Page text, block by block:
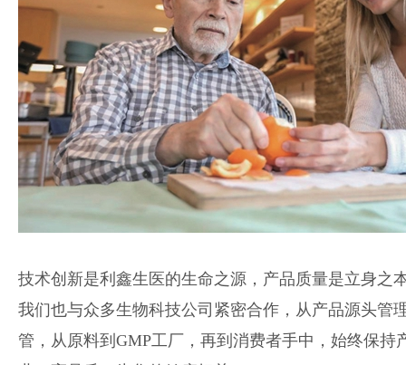
技术创新是利鑫生医的生命之源，产品质量是立身之
我们也与众多生物科技公司紧密合作，从产品源头管
管，从原料到GMP工厂，再到消费者手中，始终保持